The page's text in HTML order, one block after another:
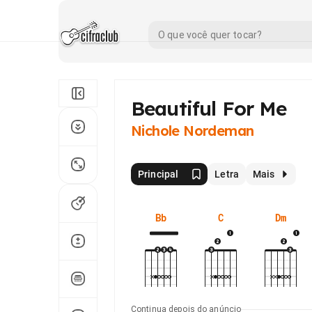
Beautiful For Me
Nichole Nordeman
Principal Letra Mais
Bb C Dm
Continua depois do anúncio